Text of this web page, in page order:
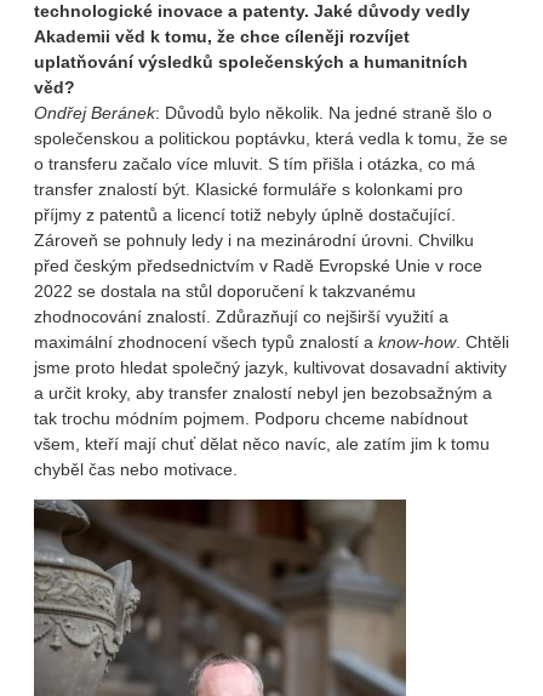
technologické inovace a patenty. Jaké důvody vedly
Akademii věd k tomu, že chce cíleněji rozvíjet
uplatňování výsledků společenských a humanitních
věd?
Ondřej Beránek: Důvodů bylo několik. Na jedné straně šlo o
společenskou a politickou poptávku, která vedla k tomu, že se
o transferu začalo více mluvit. S tím přišla i otázka, co má
transfer znalostí být. Klasické formuláře s kolonkami pro
příjmy z patentů a licencí totiž nebyly úplně dostačující.
Zároveň se pohnuly ledy i na mezinárodní úrovni. Chvilku
před českým předsednictvím v Radě Evropské Unie v roce
2022 se dostala na stůl doporučení k takzvanému
zhodnocování znalostí. Zdůrazňují co nejširší využití a
maximální zhodnocení všech typů znalostí a know-how. Chtěli
jsme proto hledat společný jazyk, kultivovat dosavadní aktivity
a určit kroky, aby transfer znalostí nebyl jen bezobsažným a
tak trochu módním pojmem. Podporu chceme nabídnout
všem, kteří mají chuť dělat něco navíc, ale zatím jim k tomu
chyběl čas nebo motivace.